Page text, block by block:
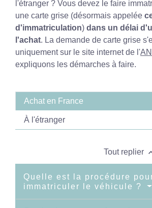
l'étranger ? Vous devez le faire
une carte grise (désormais appelée
d'immatriculation) dans un délai
l'achat. La demande de carte grise
uniquement sur le site internet de l'
expliquons les démarches à faire.
Achat en France
À l'étranger
Tout replier
Quelle est la procédure
immatriculer le véhicule ?